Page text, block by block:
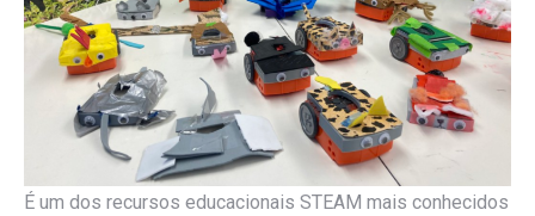
É um dos recursos educacionais STEAM mais conhecidos